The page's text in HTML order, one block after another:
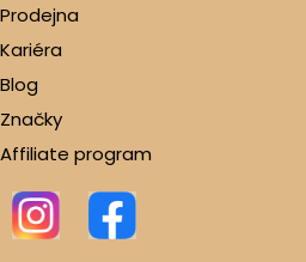
Prodejna
Kariéra
Blog
Značky
Affiliate program